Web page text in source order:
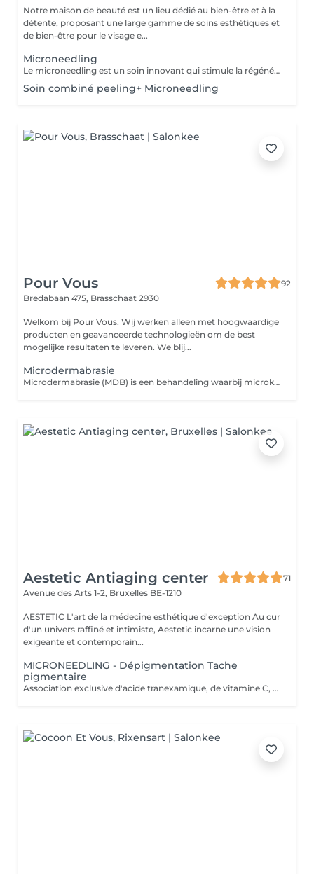
Notre maison de beauté est un lieu dédié au bien-être et à la
détente, proposant une large gamme de soins esthétiques et
de bien-être pour le visage e...
Microneedling
Le microneedling est un soin innovant qui stimule la régénération naturelle de la peau grâce à de micro-perforations superficielles réalisées à l'aide d'un appareil spécialisé. Cette technique favorise la production de collagène et d'élastine, essentiels pour une peau plus ferme et lisse. Adapté à tous les types de peau, le microneedling permet de réduire visiblement les rides, les cicatrices d'acné, les pores dilatés et les irrégularités du teint. Le soin procure également une meilleure absorption des actifs utilisés, optimisant l'hydratation et l'éclat de la peau. Résultat : une peau repulpée, revitalisée et visiblement rajeunie, avec un teint uniforme et lumineux.
Soin combiné peeling+ Microneedling
Pour Vous
92
Bredabaan 475, Brasschaat 2930
Welkom bij Pour Vous. Wij werken alleen met hoogwaardige
producten en geavanceerde technologieën om de best
mogelijke resultaten te leveren. We blij...
Microdermabrasie
Microdermabrasie (MDB) is een behandeling waarbij microkristallen op de huid geprojecteerd worden. De kristallen schuren voorzichtig de bovenste huidlaag waarbij afgeschraapte huiddeeltjes gelijktijdig worden weggezogen.
Aestetic Antiaging center
71
Avenue des Arts 1-2, Bruxelles BE-1210
AESTETIC L'art de la médecine esthétique d'exception Au cur
d'un univers raffiné et intimiste, Aestetic incarne une vision
exigeante et contemporain...
MICRONEEDLING - Dépigmentation Tache
pigmentaire
Association exclusive d'acide tranexamique, de vitamine C, à l'effet illuminateur et antioxydant. Unifie le teint. Cette combinaison puissante de principes actifs permet d'améliorer l'apparence des imperfections pigmentaires cutanées.